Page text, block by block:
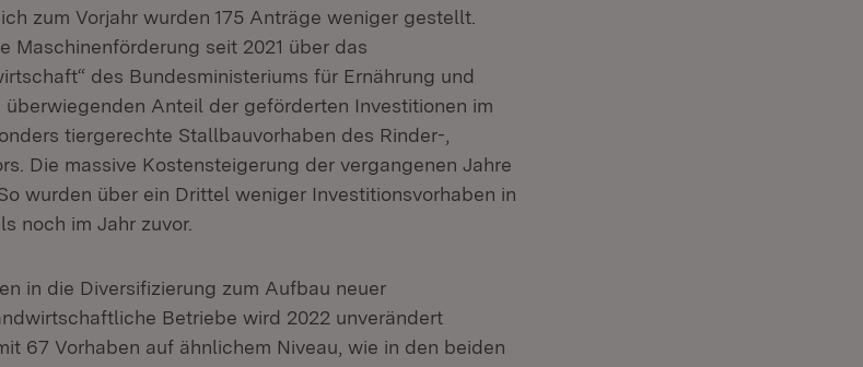
zum Vorjahr wurden 175 Anträge weniger gestellt.
Maschinenförderung seit 2021 über das
des Bundesministeriums für Ernährung und
Anteil der geförderten Investitionen im
tiergerechte Stallbauvorhaben des Rinder-,
Die massive Kostensteigerung der vergangenen Jahre
wurden über ein Drittel weniger Investitionsvorhaben in
noch im Jahr zuvor.
in die Diversifizierung zum Aufbau neuer
Betriebe wird 2022 unverändert
67 Vorhaben auf ähnlichem Niveau, wie in den beiden